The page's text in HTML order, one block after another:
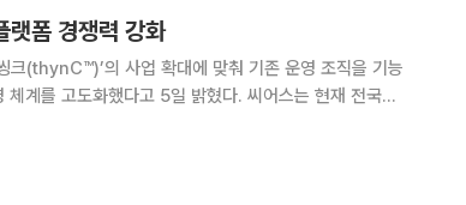
폼 경쟁력 강화
크(thynC™)’의 사업 확대에 맞춰 기존 운영 조직을 기능
화했다고 5일 밝혔다. 씨어스는 현재 전국
사업부 체계로